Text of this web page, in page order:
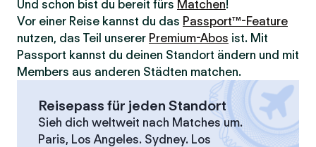
Und schon bist du bereit fürs Matchen!
Vor einer Reise kannst du das Passport™-Feature
nutzen, das Teil unserer Premium-Abos ist. Mit
Passport kannst du deinen Standort ändern und mit
Members aus anderen Städten matchen.
Reisepass für jeden Standort
Sieh dich weltweit nach Matches um.
Paris, Los Angeles. Sydney. Los